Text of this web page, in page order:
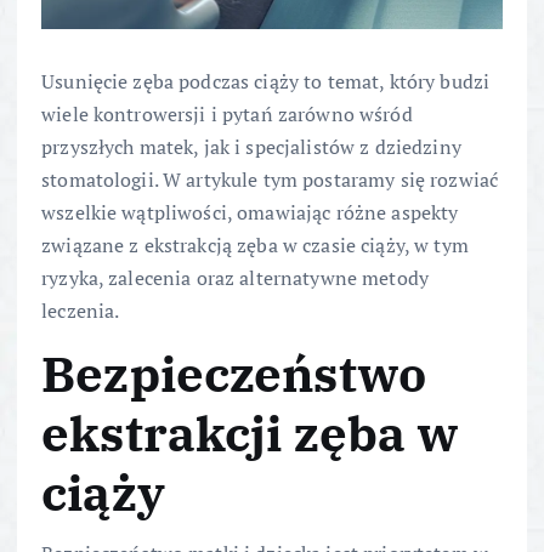
Usunięcie zęba podczas ciąży to temat, który budzi
wiele kontrowersji i pytań zarówno wśród
przyszłych matek, jak i specjalistów z dziedziny
stomatologii. W artykule tym postaramy się rozwiać
wszelkie wątpliwości, omawiając różne aspekty
związane z ekstrakcją zęba w czasie ciąży, w tym
ryzyka, zalecenia oraz alternatywne metody
leczenia.
Bezpieczeństwo
ekstrakcji zęba w
ciąży